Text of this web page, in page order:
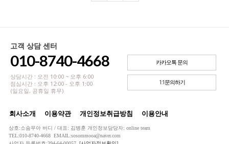
고객 상담 센터
010-8740-4668
상담시간 : 오전 10:00 ~ 오후 6:00
점심시간 : 오후 12:00 - 오후 1:00
(일요일, 공휴일 휴무)
카카오톡 문의
1:1문의하기
회사소개 이용약관 개인정보취급방침 이용안내
상호:소솜무아 버디 / 대표: 김병훈 개인정보담당자: online team
TEL:010-8740-4668 EMAIL:sosommooa@naver.com